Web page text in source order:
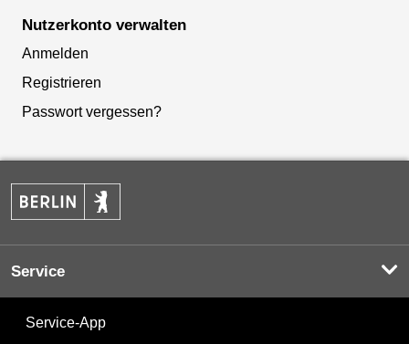
Nutzerkonto verwalten
Anmelden
Registrieren
Passwort vergessen?
Service
Service-App